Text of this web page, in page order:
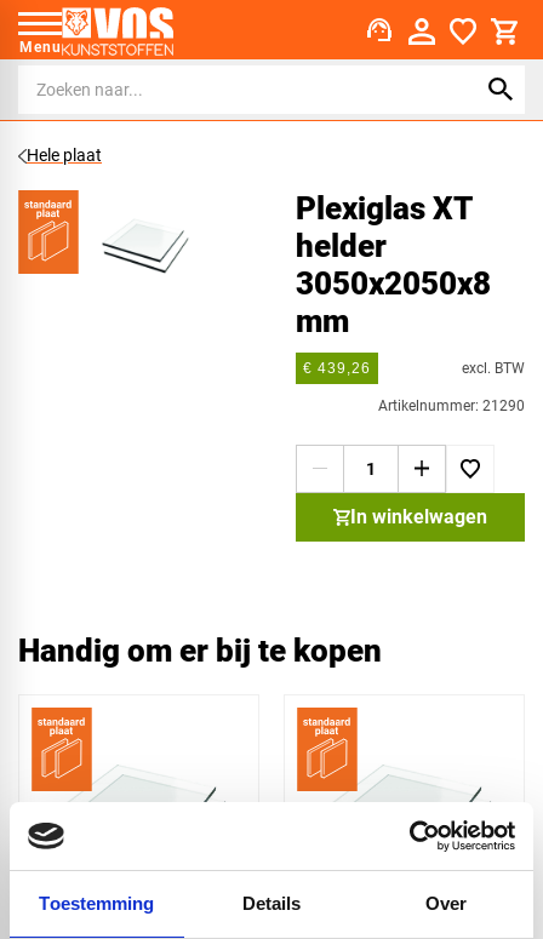
Toestemming Details Over
Menu support_agent
Hele plaat
Plexiglas XT
helder
3050x2050x8
mm
€ 439,26 excl. BTW
Artikelnummer: 21290
In winkelwagen
Handig om er bij te kopen